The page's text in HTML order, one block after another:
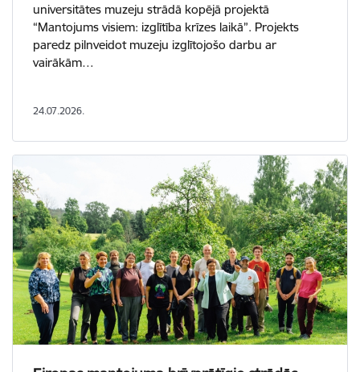
universitātes muzeju strādā kopējā projektā
“Mantojums visiem: izglītība krīzes laikā”. Projekts
paredz pilnveidot muzeju izglītojošo darbu ar
vairākām…
24.07.2026.